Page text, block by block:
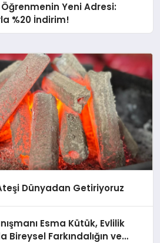
Yeni Adresi:
%20 İndirim!
Dünyadan Getiriyoruz
Esma Kütük, Evlilik
Bireysel Farkındalığın ve